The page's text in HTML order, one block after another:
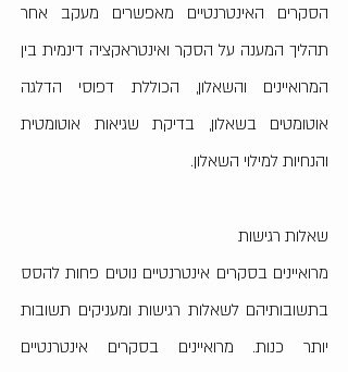
הסקרים האינטרנטיים מאפשרים מעקב אחר
תהליך המענה על הסקר ואינטראקציה דינמית בין
המרואיינים והשאלון, הכוללת דפוסי הדלגה
אוטומטים בשאלון, בדיקת שגיאות אוטומטית
והנחיות למילוי השאלון.
שאלות רגישות
מרואיינים בסקרים אינטרנטיים נוטים פחות להסס
בתשובותיהם לשאלות רגישות ומעניקים תשובות
יותר כנות. מרואיינים בסקרים אינטרנטיים